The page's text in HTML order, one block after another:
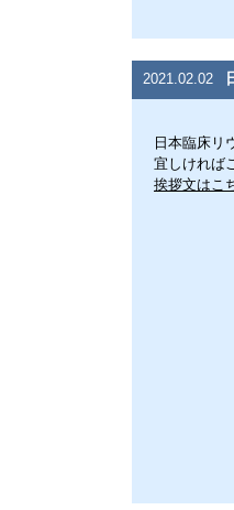
2021.02.02
日本臨床リ
宜しければ
挨拶文はこ